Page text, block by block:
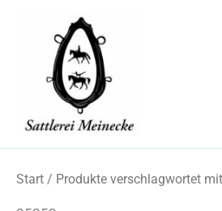
Start / Produkte verschlagwortet